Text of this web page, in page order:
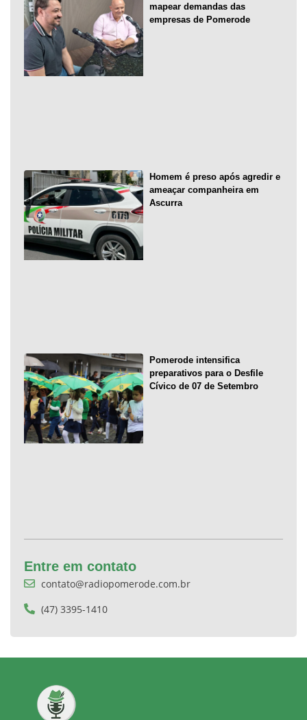
mapear demandas das
empresas de Pomerode
Homem é preso após agredir e
ameaçar companheira em
Ascurra
Pomerode intensifica
preparativos para o Desfile
Cívico de 07 de Setembro
Entre em contato
contato@radiopomerode.com.br
(47) 3395-1410